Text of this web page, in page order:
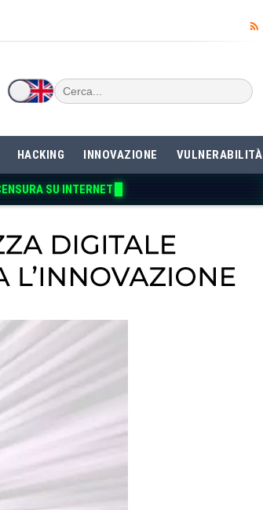
HACKING INNOVAZIONE VULNERABILITÀ
SU INTERNET